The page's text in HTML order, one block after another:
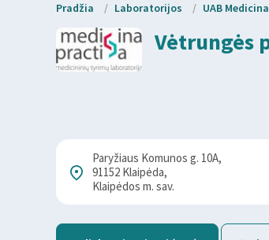
Pradžia / Laboratorijos / UAB
Vėtrungės
Paryžiaus Komunos g. 10A,
91152 Klaipėda,
Klaipėdos m. sav.